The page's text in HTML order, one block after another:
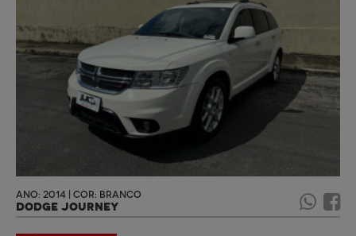
ANO: 2014 | COR: BRANCO
DODGE JOURNEY